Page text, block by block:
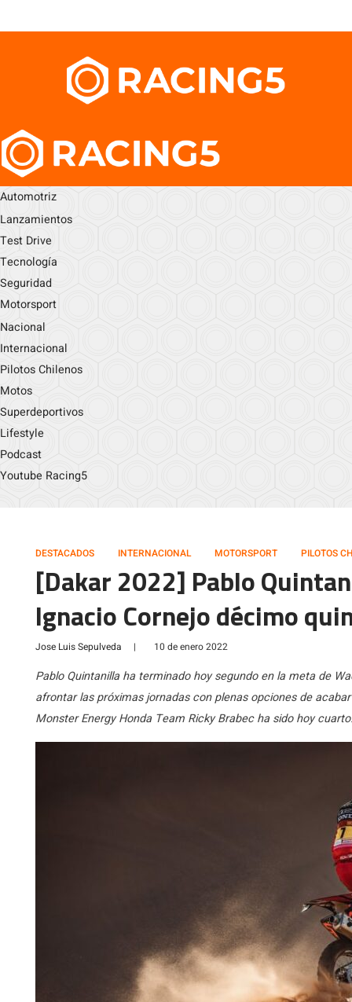
Automotriz
Lanzamientos
Test Drive
Tecnología
Seguridad
Motorsport
Nacional
Internacional
Pilotos Chilenos
Motos
Superdeportivos
Lifestyle
Podcast
Youtube Racing5
DESTACADOS INTERNACIONAL MOTORSPORT PILOTOS
[Dakar 2022] Pablo
Ignacio Cornejo décimo
Jose Luis Sepulveda | 10 de enero 2022
Pablo Quintanilla ha terminado hoy segundo en la meta de
afrontar las próximas jornadas con plenas opciones de
Monster Energy Honda Team Ricky Brabec ha sido hoy